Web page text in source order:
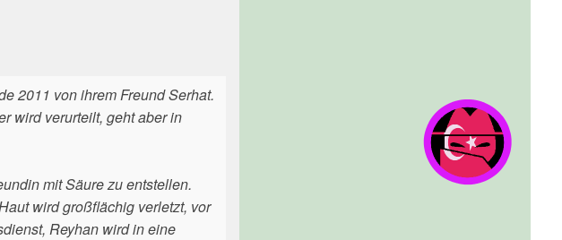
2011 von ihrem Freund Serhat.
wird verurteilt, geht aber in
mit Säure zu entstellen.
wird großflächig verletzt, vor
Reyhan wird in eine